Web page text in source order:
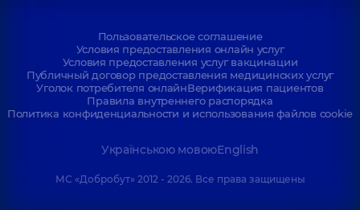
Пользовательское соглашение
Условия предоставления онлайн услуг
Условия предоставления услуг вакцинации
Публичный договор предоставления медицинских услуг
Уголок потребителя онлайнВерификация пациентов
Правила внутреннего распорядка
Политика конфиденциальности и использования файлов cookie
Українською мовоюEnglish
МС «Добробут» 2012 - 2026. Все права защищены